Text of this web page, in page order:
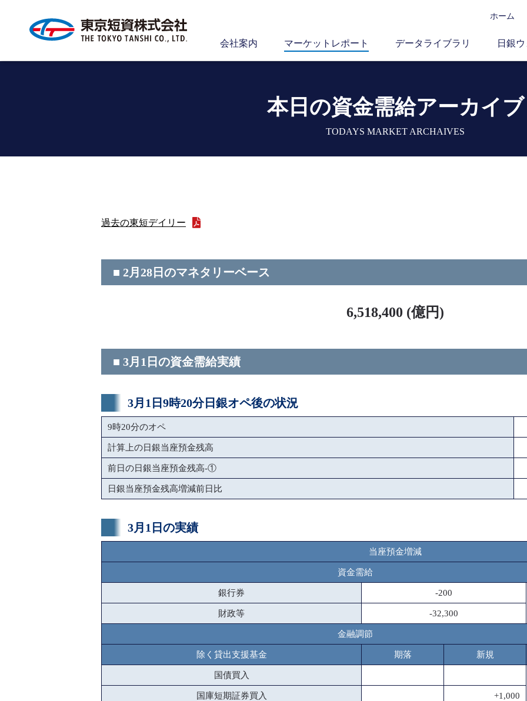
ホーム
会社案内 マーケットレポート データライブラリ 日銀
本日の資金需給アーカイブ
TODAYS MARKET ARCHAIVES
過去の東短デイリー
■ 2月28日のマネタリーベース
6,518,400 (億円)
■ 3月1日の資金需給実績
3月1日9時20分日銀オペ後の状況
9時20分のオペ
計算上の日銀当座預金残高
前日の日銀当座預金残高-①
日銀当座預金残高増減前日比
3月1日の実績
当座預金増減
資金需給
銀行券 -200
財政等 -32,300
金融調節
除く貸出支援基金 期落 新規
国債買入
国庫短期証券買入 +1,000